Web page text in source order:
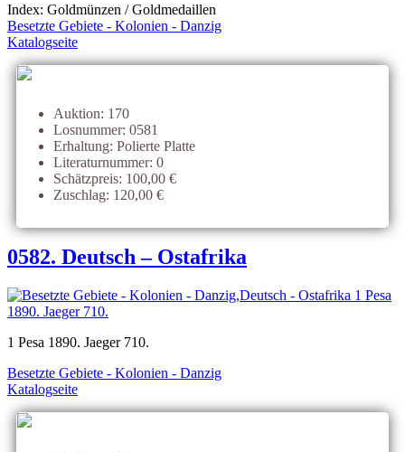
Index: Goldmünzen / Goldmedaillen
Besetzte Gebiete - Kolonien - Danzig
Katalogseite
Auktion: 170
Losnummer: 0581
Erhaltung: Polierte Platte
Literaturnummer: 0
Schätzpreis: 100,00 €
Zuschlag: 120,00 €
0582. Deutsch – Ostafrika
1 Pesa 1890. Jaeger 710.
Besetzte Gebiete - Kolonien - Danzig
Katalogseite